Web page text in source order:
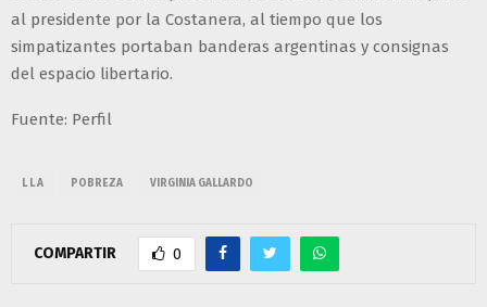
al presidente por la Costanera, al tiempo que los
simpatizantes portaban banderas argentinas y consignas
del espacio libertario.
Fuente: Perfil
L L A POBREZA VIRGINIA GALLARDO
COMPARTIR 0